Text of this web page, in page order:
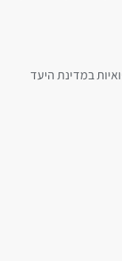
במדינת היעד